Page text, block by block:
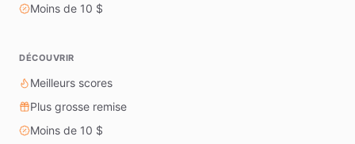
Moins de 10 $
DÉCOUVRIR
Meilleurs scores
Plus grosse remise
Moins de 10 $